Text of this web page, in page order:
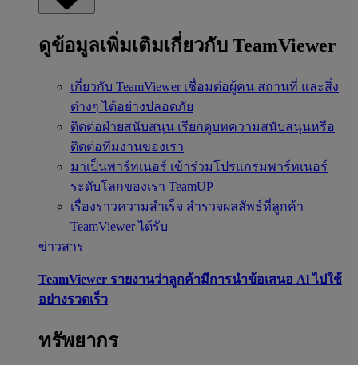
ดูข้อมูลเพิ่มเติมเกี่ยวกับ TeamViewer
เกี่ยวกับ TeamViewer เชื่อมต่อผู้คน สถานที่ และสิ่ง
ต่างๆ ได้อย่างปลอดภัย
ติดต่อฝ่ายสนับสนุน เรียกดูบทความสนับสนุนหรือ
ติดต่อทีมงานของเรา
มาเป็นพาร์ทเนอร์ เข้าร่วมโปรแกรมพาร์ทเนอร์
ระดับโลกของเรา TeamUP
เรื่องราวความสำเร็จ สำรวจผลลัพธ์ที่ลูกค้า
TeamViewer ได้รับ
ข่าวสาร
TeamViewer รายงานว่าลูกค้ามีการนำข้อเสนอ Al ไปใช้
อย่างรวดเร็ว
ทรัพยากร